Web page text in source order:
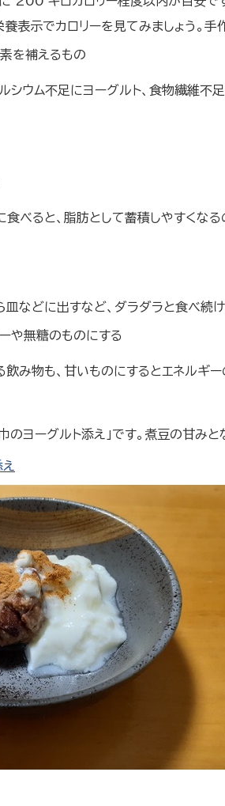
表示でカロリーを見てみましょう。手
を補えるもの
シウム不足にヨーグルト、食物繊維不
べると、脂肪として蓄積しやすくな
などに出すなど、ダラダラと食べ続け
や無糖のものにする
み物も、甘いものにするとエネルギ
のヨーグルト添え」です。煮豆の甘み